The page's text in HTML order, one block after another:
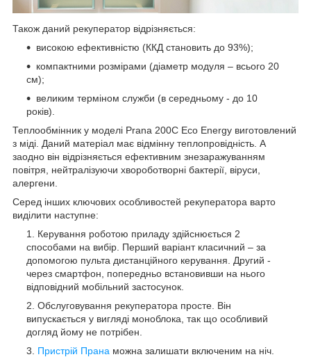
Також даний рекуператор відрізняється:
високою ефективністю (ККД становить до 93%);
компактними розмірами (діаметр модуля – всього 20
см);
великим терміном служби (в середньому - до 10
років).
Теплообмінник у моделі Prana 200C Eco Energy виготовлений
з міді. Даний матеріал має відмінну теплопровідність. А
заодно він відрізняється ефективним знезаражуванням
повітря, нейтралізуючи хвороботворні бактерії, віруси,
алергени.
Серед інших ключових особливостей рекуператора варто
виділити наступне:
Керування роботою приладу здійснюється 2
способами на вибір. Перший варіант класичний – за
допомогою пульта дистанційного керування. Другий -
через смартфон, попередньо встановивши на нього
відповідний мобільний застосунок.
Обслуговування рекуператора просте. Він
випускається у вигляді моноблока, так що особливий
догляд йому не потрібен.
Пристрій Прана можна залишати включеним на ніч.